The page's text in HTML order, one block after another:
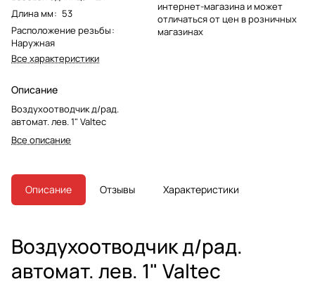
Длина мм: 53
Расположение резьбы:
Наружная
Все характеристики
Описание
Воздухоотводчик д/рад.
автомат. лев. 1" Valtec
Все описание
интернет-магазина и может
отличаться от цен в розничных
магазинах
Описание Отзывы Характеристики
Воздухоотводчик д/рад.
автомат. лев. 1" Valtec